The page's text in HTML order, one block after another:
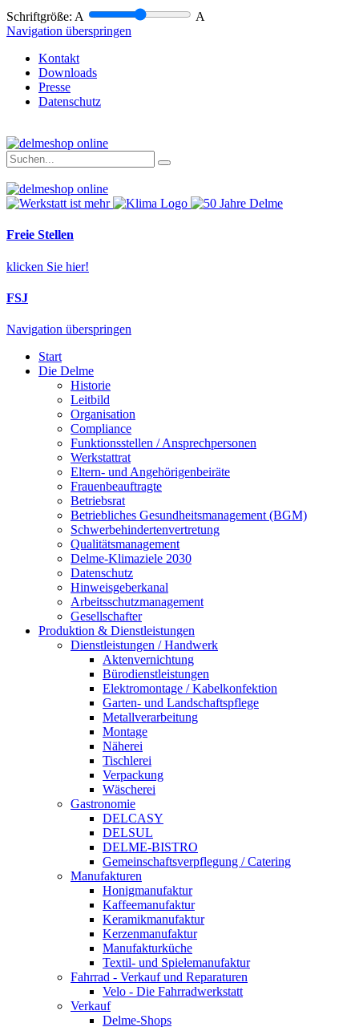
Schriftgröße: A
A
Navigation überspringen
Kontakt
Downloads
Presse
Datenschutz
Freie Stellen
klicken Sie hier!
FSJ
Navigation überspringen
Start
Die Delme
Historie
Leitbild
Organisation
Compliance
Funktionsstellen / Ansprechpersonen
Werkstattrat
Eltern- und Angehörigenbeiräte
Frauenbeauftragte
Betriebsrat
Betriebliches Gesundheitsmanagement (BGM)
Schwerbehindertenvertretung
Qualitätsmanagement
Delme-Klimaziele 2030
Datenschutz
Hinweisgeberkanal
Arbeitsschutzmanagement
Gesellschafter
Produktion & Dienstleistungen
Dienstleistungen / Handwerk
Aktenvernichtung
Bürodienstleistungen
Elektromontage / Kabelkonfektion
Garten- und Landschaftspflege
Metallverarbeitung
Montage
Näherei
Tischlerei
Verpackung
Wäscherei
Gastronomie
DELCASY
DELSUL
DELME-BISTRO
Gemeinschaftsverpflegung / Catering
Manufakturen
Honigmanufaktur
Kaffeemanufaktur
Keramikmanufaktur
Kerzenmanufaktur
Manufakturküche
Textil- und Spielemanufaktur
Fahrrad - Verkauf und Reparaturen
Velo - Die Fahrradwerkstatt
Verkauf
Delme-Shops